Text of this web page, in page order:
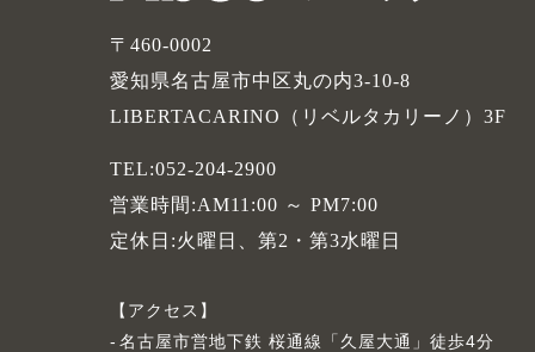
〒460-0002
愛知県名古屋市中区丸の内3-10-8
LIBERTACARINO（リベルタカリーノ）3F
TEL:052-204-2900
営業時間:AM11:00 ～ PM7:00
定休日:火曜日、第2・第3水曜日
アクセス
名古屋市営地下鉄 桜通線「久屋大通」徒歩4分